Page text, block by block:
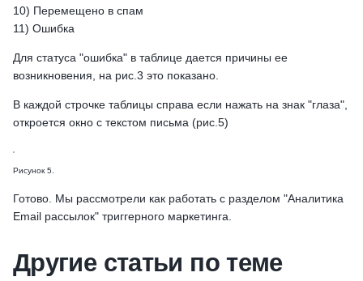
10) Перемещено в спам
11) Ошибка
Для статуса "ошибка" в таблице дается причины ее
возникновения, на рис.3 это показано.
В каждой строчке таблицы справа если нажать на знак "глаза",
откроется окно с текстом письма (рис.5)
Рисунок 5.
Готово. Мы рассмотрели как работать с разделом "Аналитика
Email рассылок" триггерного маркетинга.
Другие статьи по теме